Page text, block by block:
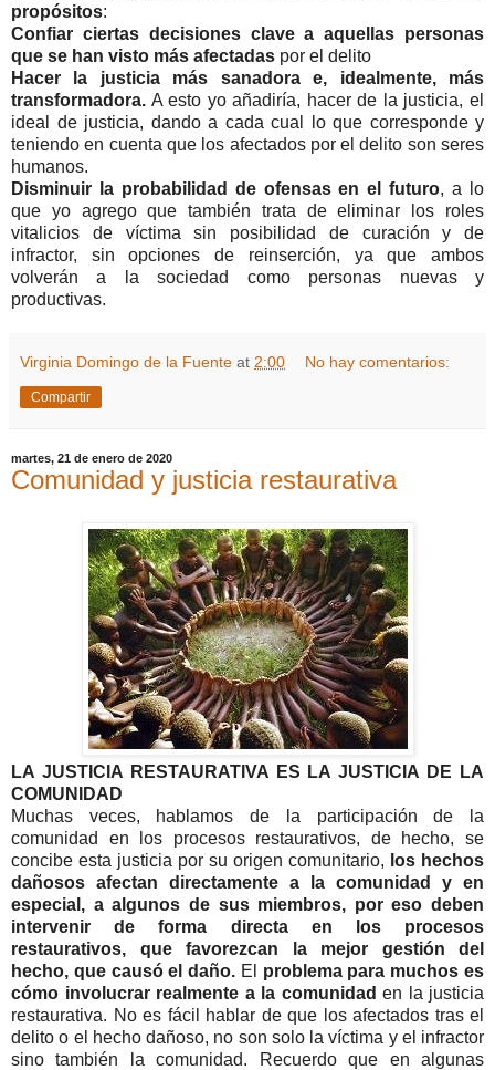
propósitos:
Confiar ciertas decisiones clave a aquellas personas
que se han visto más afectadas por el delito
Hacer la justicia más sanadora e, idealmente, más
transformadora. A esto yo añadiría, hacer de la justicia, el
ideal de justicia, dando a cada cual lo que corresponde y
teniendo en cuenta que los afectados por el delito son seres
humanos.
Disminuir la probabilidad de ofensas en el futuro, a lo
que yo agrego que también trata de eliminar los roles
vitalicios de víctima sin posibilidad de curación y de
infractor, sin opciones de reinserción, ya que ambos
volverán a la sociedad como personas nuevas y
productivas.
Virginia Domingo de la Fuente at 2:00 No hay comentarios:
Compartir
martes, 21 de enero de 2020
Comunidad y justicia restaurativa
LA JUSTICIA RESTAURATIVA ES LA JUSTICIA DE LA
COMUNIDAD
Muchas veces, hablamos de la participación de la
comunidad en los procesos restaurativos, de hecho, se
concibe esta justicia por su origen comunitario, los hechos
dañosos afectan directamente a la comunidad y en
especial, a algunos de sus miembros, por eso deben
intervenir de forma directa en los procesos
restaurativos, que favorezcan la mejor gestión del
hecho, que causó el daño. El problema para muchos es
cómo involucrar realmente a la comunidad en la justicia
restaurativa. No es fácil hablar de que los afectados tras el
delito o el hecho dañoso, no son solo la víctima y el infractor
sino también la comunidad. Recuerdo que en algunas